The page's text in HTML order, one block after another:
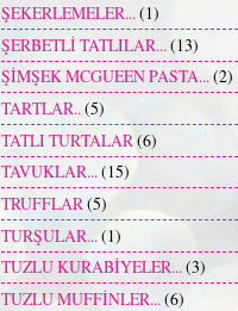
ŞEKERLEMELER...(1)
ŞERBETLİ TATLILAR... (13)
ŞİMŞEK MCGUEEN PASTA...(2)
TARTLAR..(5)
TATLI TURTALAR (6)
TAVUKLAR...(15)
TRUFFLAR(5)
TURŞULAR... (1)
TUZLU KURABİYELER...(3)
TUZLU MUFFİNLER...(6)